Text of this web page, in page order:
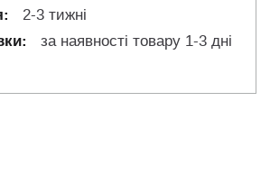
2-3 тижні
за наявності товару 1-3 дні